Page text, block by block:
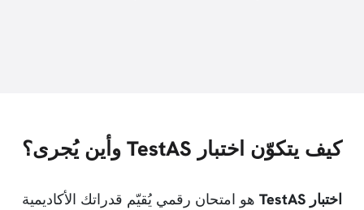
كيف يتكوّن اختبار TestAS وأين يُجرى؟
اختبار TestAS
هو امتحان رقمي يُقيّم قدراتك الأكاديمية